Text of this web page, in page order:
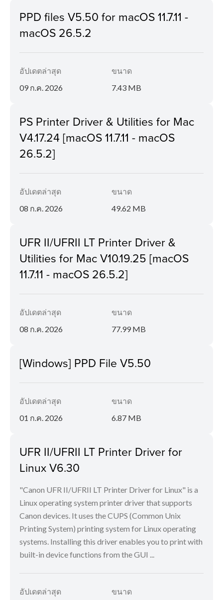
PPD files V5.50 for macOS 11.7.11 -
macOS 26.5.2
อัปเดตล่าสุด
09 ก.ค. 2026
ขนาด
7.43 MB
PS Printer Driver & Utilities for Mac
V4.17.24 [macOS 11.7.11 - macOS
26.5.2]
อัปเดตล่าสุด
08 ก.ค. 2026
ขนาด
49.62 MB
UFR II/UFRII LT Printer Driver &
Utilities for Mac V10.19.25 [macOS
11.7.11 - macOS 26.5.2]
อัปเดตล่าสุด
08 ก.ค. 2026
ขนาด
77.99 MB
[Windows] PPD File V5.50
อัปเดตล่าสุด
01 ก.ค. 2026
ขนาด
6.87 MB
UFR II/UFRII LT Printer Driver for
Linux V6.30
"Canon UFR II/UFRII LT Printer Driver for Linux" is a
Linux operating system printer driver that supports
Canon devices. It uses the CUPS (Common Unix
Printing System) printing system for Linux operating
systems. Installing this driver enables you to print with
built-in device functions from the GUI ...
อัปเดตล่าสุด
ขนาด